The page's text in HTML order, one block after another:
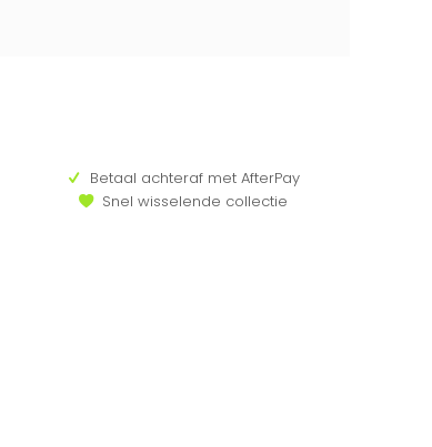
Betaal achteraf met AfterPay
Snel wisselende collectie